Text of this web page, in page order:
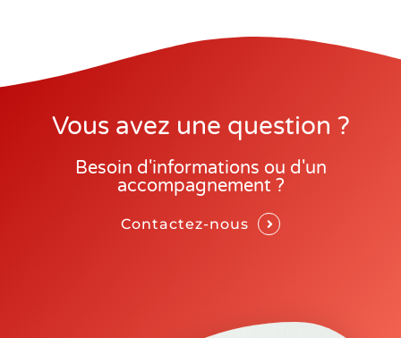
Vous avez une question ?
Besoin d'informations ou d'un
accompagnement ?
Contactez-nous